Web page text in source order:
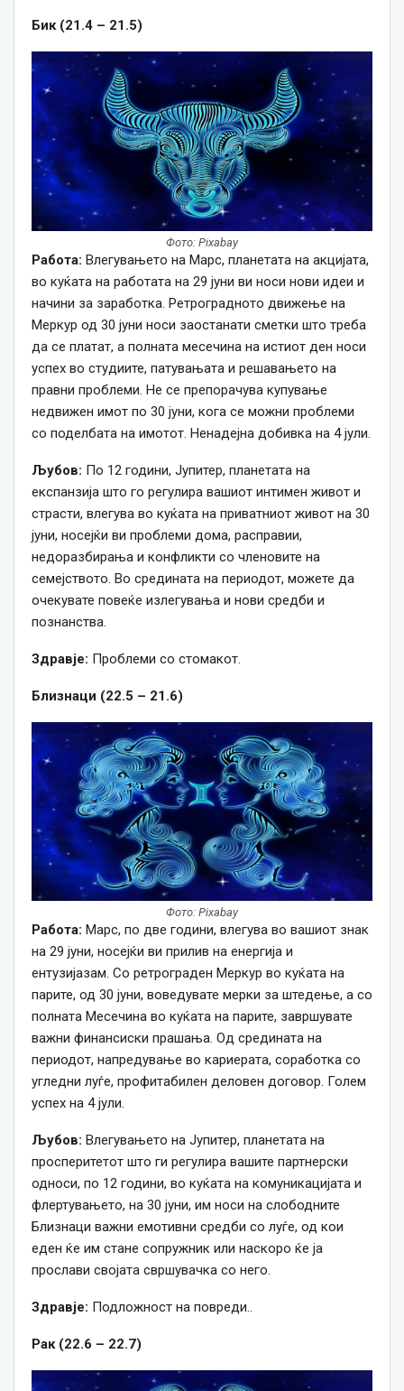
Бик (21.4 – 21.5)
Фото: Pixabay
Работа: Влегувањето на Марс, планетата на акцијата,
во куќата на работата на 29 јуни ви носи нови идеи и
начини за заработка. Ретроградното движење на
Меркур од 30 јуни носи заостанати сметки што треба
да се платат, а полната месечина на истиот ден носи
успех во студиите, патувањата и решавањето на
правни проблеми. Не се препорачува купување
недвижен имот по 30 јуни, кога се можни проблеми
со поделбата на имотот. Ненадејна добивка на 4 јули.
Љубов: По 12 години, Јупитер, планетата на
експанзија што го регулира вашиот интимен живот и
страсти, влегува во куќата на приватниот живот на 30
јуни, носејќи ви проблеми дома, расправии,
недоразбирања и конфликти со членовите на
семејството. Во средината на периодот, можете да
очекувате повеќе излегувања и нови средби и
познанства.
Здравје: Проблеми со стомакот.
Близнаци (22.5 – 21.6)
Фото: Pixabay
Работа: Марс, по две години, влегува во вашиот знак
на 29 јуни, носејќи ви прилив на енергија и
ентузијазам. Со ретрограден Меркур во куќата на
парите, од 30 јуни, воведувате мерки за штедење, а со
полната Месечина во куќата на парите, завршувате
важни финансиски прашања. Од средината на
периодот, напредување во кариерата, соработка со
угледни луѓе, профитабилен деловен договор. Голем
успех на 4 јули.
Љубов: Влегувањето на Јупитер, планетата на
просперитетот што ги регулира вашите партнерски
односи, по 12 години, во куќата на комуникацијата и
флертувањето, на 30 јуни, им носи на слободните
Близнаци важни емотивни средби со луѓе, од кои
еден ќе им стане сопружник или наскоро ќе ја
прослави својата свршувачка со него.
Здравје: Подложност на повреди..
Рак (22.6 – 22.7)